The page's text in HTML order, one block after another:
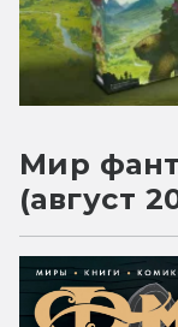
Мир
(август